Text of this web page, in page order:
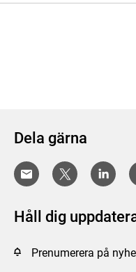
Dela gärna
Håll dig
Prenumerera på